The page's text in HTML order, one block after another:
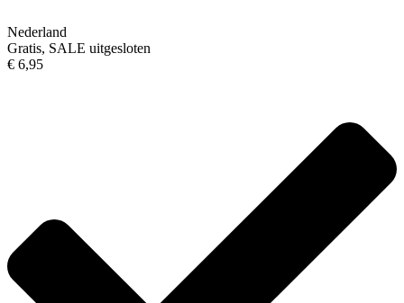
Nederland
Gratis, SALE uitgesloten
€ 6,95